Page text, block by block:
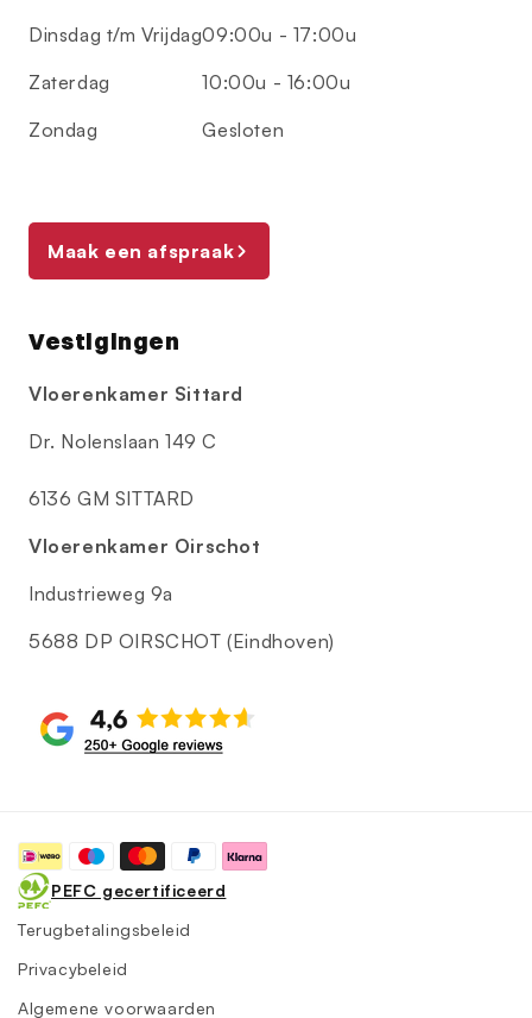
Dinsdag t/m Vrijdag
Zaterdag
Zondag
09:00u - 17:00u
10:00u - 16:00u
Gesloten
Maak een afspraak
Vestigingen
Vloerenkamer Sittard
Dr. Nolenslaan 149 C
6136 GM SITTARD
Vloerenkamer Oirschot
Industrieweg 9a
5688 DP OIRSCHOT (Eindhoven)
PEFC gecertificeerd
Terugbetalingsbeleid
Privacybeleid
Algemene voorwaarden
Betaalmethoden